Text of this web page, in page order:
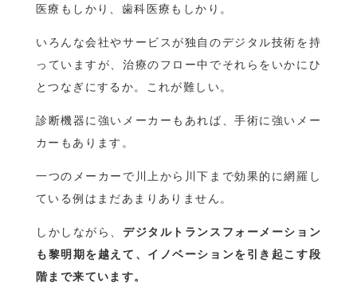
医療もしかり、歯科医療もしかり。
いろんな会社やサービスが独自のデジタル技術を持
っていますが、治療のフロー中でそれらをいかにひ
とつなぎにするか。これが難しい。
診断機器に強いメーカーもあれば、手術に強いメー
カーもあります。
一つのメーカーで川上から川下まで効果的に網羅し
ている例はまだあまりありません。
しかしながら、デジタルトランスフォーメーション
も黎明期を越えて、イノベーションを引き起こす段
階まで来ています。